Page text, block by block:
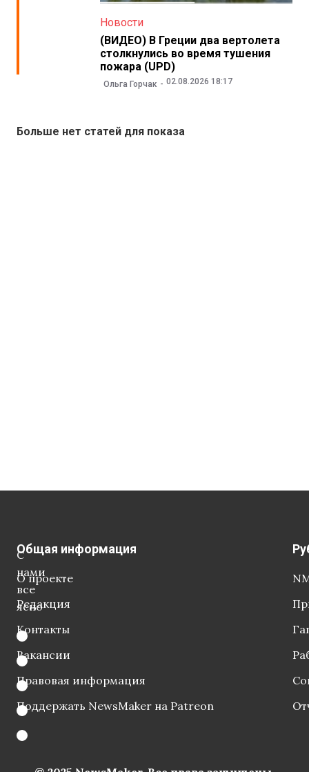
Новости
(ВИДЕО) В Греции два вертолета
столкнулись во время тушения
пожара (UPD)
Ольга Горчак 02.08.2026 18:17
Больше нет статей для показа
С
нами
все
ясно
Общая информация
О проекте
Редакция
Контакты
Вакансии
Правовая информация
Поддержать NewsMaker на Patreon